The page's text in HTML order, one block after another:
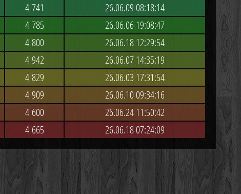
4 741
26.06.09 08:18:14
4 785
26.06.06 19:08:47
4 800
26.06.18 12:29:54
4 942
26.06.07 14:35:19
4 829
26.06.03 17:31:54
4 909
26.06.10 09:34:16
4 600
26.06.24 11:50:42
4 665 26.06.18 07:24:09